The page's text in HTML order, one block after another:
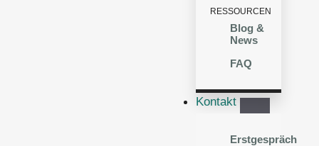
RESSOURCEN
Blog &
News
FAQ
Kontakt
Erstgespräch